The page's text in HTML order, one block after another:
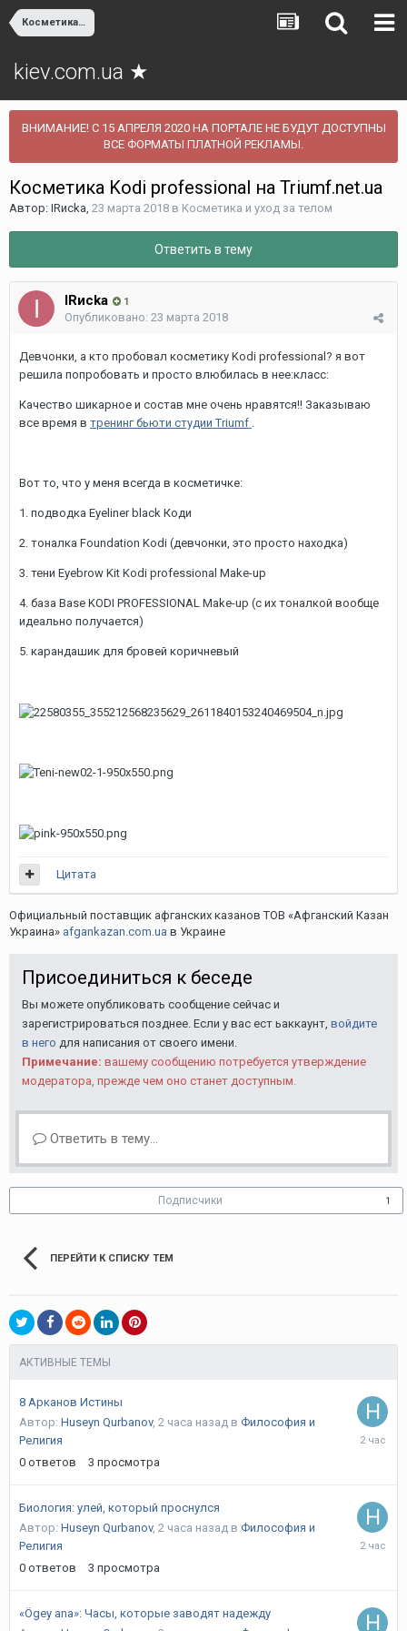
Косметика и уход за телом
kiev.com.ua ★
ВНИМАНИЕ! С 15 АПРЕЛЯ 2020 НА ПОРТАЛЕ НЕ БУДУТ ДОСТУПНЫ
ВСЕ ФОРМАТЫ ПЛАТНОЙ РЕКЛАМЫ.
Косметика Kodi professional на Triumf.net.ua
Автор: ІRиckа, 23 марта 2018 в Косметика и уход за телом
Ответить в тему
ІRиckа 1
Опубликовано: 23 марта 2018
Девчонки, а кто пробовал косметику Kodi professional? я вот
решила попробовать и просто влюбилась в нее:класс:
Качество шикарное и состав мне очень нравятся!! Заказываю
все время в тренинг бьюти студии Triumf .
Вот то, что у меня всегда в косметичке:
1. подводка Eyeliner black Коди
2. тоналка Foundation Kodi (девчонки, это просто находка)
3. тени Eyebrow Kit Kodi professional Make-up
4. база Base KODI PROFESSIONAL Make-up (с их тоналкой вообще
идеально получается)
5. карандашик для бровей коричневый
Цитата
Официальный поставщик афганских казанов ТОВ «Афганский Казан
Украина» afgankazan.com.ua в Украине
Присоединиться к беседе
Вы можете опубликовать сообщение сейчас и
зарегистрироваться позднее. Если у вас ест ьаккаунт, войдите
в него для написания от своего имени.
Примечание: вашему сообщению потребуется утверждение
модератора, прежде чем оно станет доступным.
Ответить в тему...
Подписчики 1
ПЕРЕЙТИ К СПИСКУ ТЕМ
АКТИВНЫЕ ТЕМЫ
8 Арканов Истины
Автор: Huseyn Qurbanov, 2 часа назад в Философия и
Религия
0 ответов 3 просмотра
2
Биология: улей, который проснулся
Автор: Huseyn Qurbanov, 2 часа назад в Философия и
Религия
0 ответов 3 просмотра
2
«Ögey ana»: Часы, которые заводят надежду